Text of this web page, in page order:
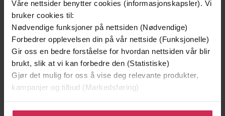
Våre nettsider benytter cookies (informasjonskapsler). Vi
bruker cookies til:
Nødvendige funksjoner på nettsiden (Nødvendige)
Forbedrer opplevelsen din på vår nettside (Funksjonelle)
Gir oss en bedre forståelse for hvordan nettsiden vår blir
brukt, slik at vi kan forbedre den (Statistiske)
Gjør det mulig for oss å vise deg relevante produkter,
kampanjer og tilbud (Markedsføring)
Klikk på «Godta alle» for å gi oss ditt samtykke til å